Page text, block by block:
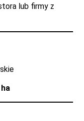
lub firmy z